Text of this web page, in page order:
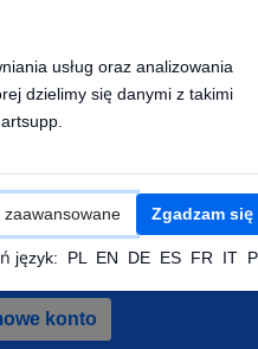
oraz numer IMEI.
będzie ono wysyłało
platformy GPS.
pojazdy
konto
usług oraz analizowania
dzielimy się danymi z takimi
zaawansowane Zgadzam się
język: PL EN DE ES FR IT